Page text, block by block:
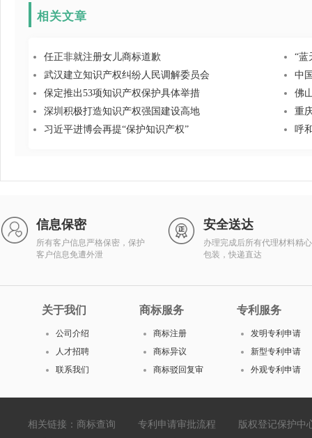
相关文章
任正非就注册女儿商标道歉
“蓝
武汉建立知识产权纠纷人民调解委员会
中
保定推出53项知识产权保护具体举措
佛
深圳积极打造知识产权强国建设高地
重
习近平进博会再提“保护知识产权”
呼
信息保密
所有客户信息严格保密，保护
客户信息免遭外泄
安全送达
办理完成后所有代理材料精心
包装，快递直达
关于我们
公司介绍
人才招聘
联系我们
商标服务
商标注册
商标异议
商标驳回复审
专利服务
发明专利申请
新型专利申请
外观专利申请
相关链接： 商标查询 专利申请审批流程
版权登记保护中